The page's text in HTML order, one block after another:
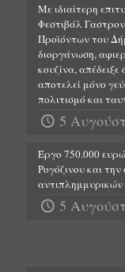
Με ιδιαίτερη
Φεστιβάλ
Προϊόντων του
διοργάνωση,
κουζίνα,
αποτελεί μόνο
πολιτισμό και
5
Έργο 750.000
Ρογόζινου και
5